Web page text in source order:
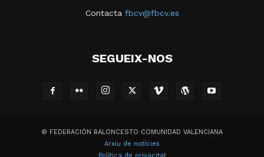
Contacta fbcv@fbcv.es
SEGUEIX-NOS
© FEDERACIÓN BALONCESTO COMUNIDAD VALENCIANA
Arxiu de notícies
Política de privacitat